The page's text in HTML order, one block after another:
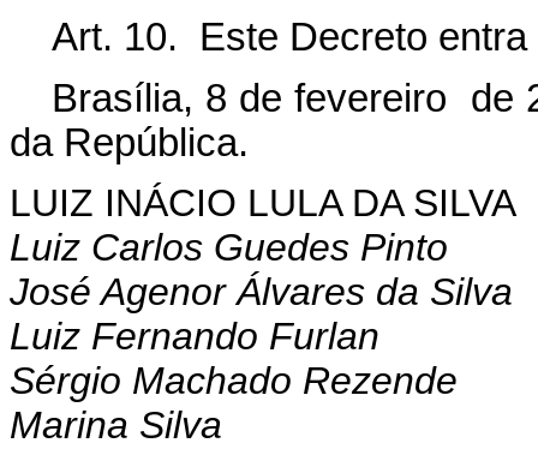
Art. 10. Este Decreto
Brasília, 8 de fevereiro de
da República.
LUIZ INÁCIO LULA DA SILVA
Luiz Carlos Guedes Pinto
José Agenor Álvares da Silva
Luiz Fernando Furlan
Sérgio Machado Rezende
Marina Silva